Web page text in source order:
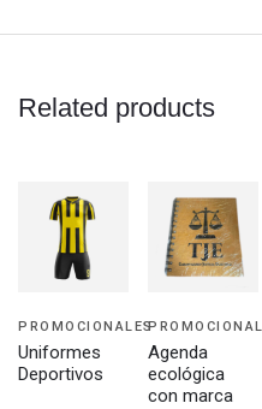
Related products
PROMOCIONALES
Uniformes
Deportivos
Agenda
ecológica
con marca